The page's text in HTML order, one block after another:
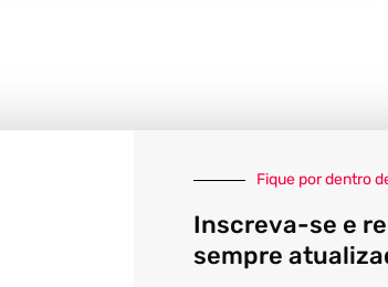
Fique por dentro
Inscreva-se e
sempre